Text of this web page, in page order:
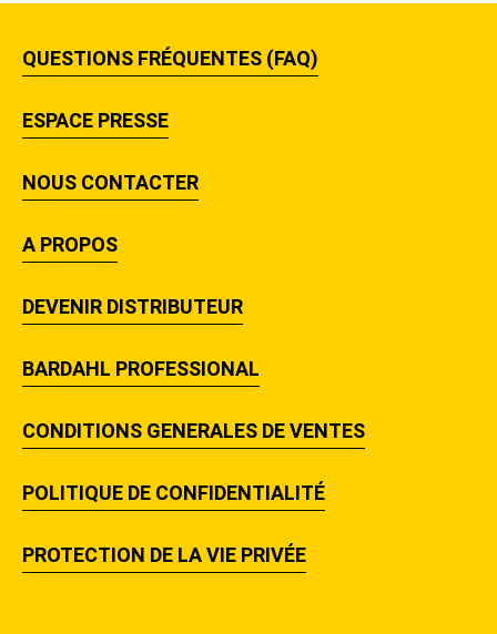
QUESTIONS FRÉQUENTES (FAQ)
ESPACE PRESSE
NOUS CONTACTER
A PROPOS
DEVENIR DISTRIBUTEUR
BARDAHL PROFESSIONAL
CONDITIONS GENERALES DE VENTES
POLITIQUE DE CONFIDENTIALITÉ
PROTECTION DE LA VIE PRIVÉE